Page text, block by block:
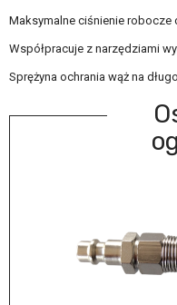
Maksymalne ciśnienie robocze
Współpracuje z narzędziami
Sprężyna ochrania wąż na